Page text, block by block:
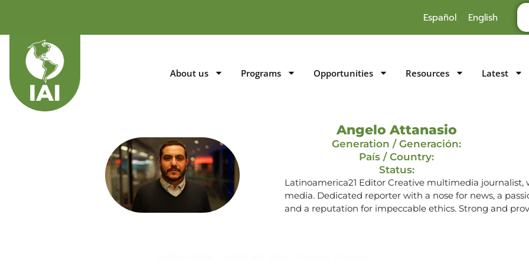
Español English
About us Programs Opportunities Resources Latest
Angelo Attanasio
Generation / Generación:
País / Country:
Status:
Latinoamerica21 Editor Creative multimedia journalist,
media. Dedicated reporter with a nose for news, a
and a reputation for impeccable ethics. Strong and